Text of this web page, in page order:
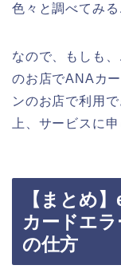
色々と調べてみる
なので、もしも
のお店でANAカ
ンのお店で利用
上、サービスに
【まとめ
カードエ
の仕方